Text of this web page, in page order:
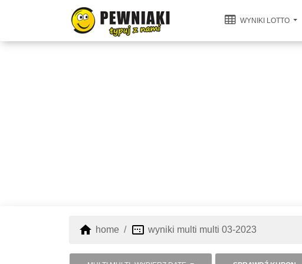
WYNIKI LOTTO
home home image_aspect_ratio wyniki multi multi 03-2023